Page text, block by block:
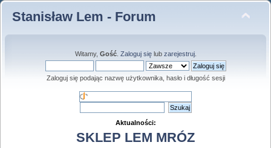
Stanisław Lem - Forum
Witamy, Gość. Zaloguj sięlub zarejestruj.
Zaloguj się podając nazwę użytkownika, hasło i długość sesji
Aktualności:
SKLEP LEM MRÓZ